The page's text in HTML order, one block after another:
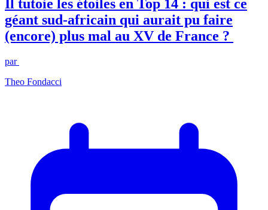
Il tutoie les étoiles en Top 14 : qui est ce
géant sud-africain qui aurait pu faire
(encore) plus mal au XV de France ?
par
Theo Fondacci